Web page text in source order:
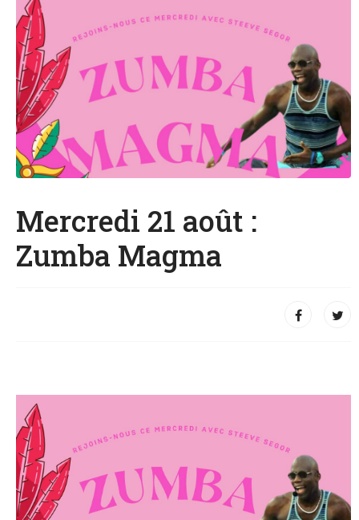
Mercredi 21 août :
Zumba Magma